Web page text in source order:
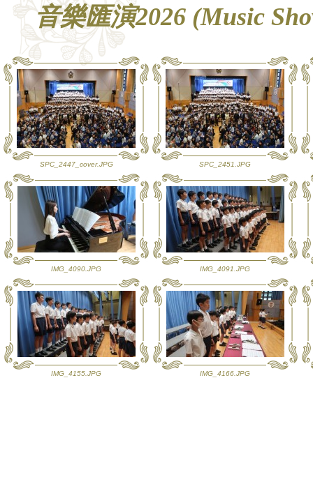
音樂匯演2026 (Music
SPC_2447_cover.JPG SPC_2451.JPG
IMG_4090.JPG IMG_4091.JPG
IMG_4155.JPG IMG_4166.JPG